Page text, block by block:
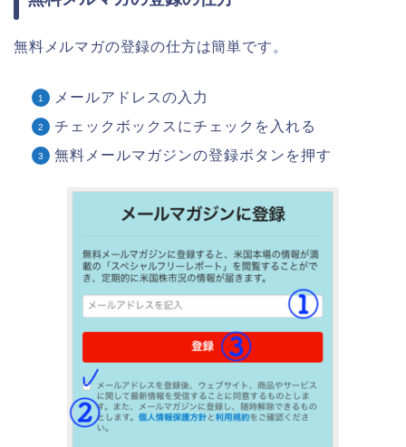
無料メルマガの登録の仕方は簡単です。
メールアドレスの入力
チェックボックスにチェックを入れる
無料メールマガジンの登録ボタンを押す